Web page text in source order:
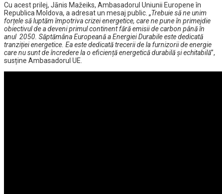
Cu acest prilej, Jānis Mažeiks, Ambasadorul Uniunii Europene în
Republica Moldova, a adresat un mesaj public. „Trebuie să ne unim
forțele să luptăm împotriva crizei energetice, care ne pune în primejdie
obiectivul de a deveni primul continent fără emisii de carbon până în
anul 2050. Săptămâna Europeană a Energiei Durabile este dedicată
tranziției energetice. Ea este dedicată trecerii de la furnizorii de energie
care nu sunt de încredere la o eficiență energetică durabilă și echitabilă”,
susține Ambasadorul UE.